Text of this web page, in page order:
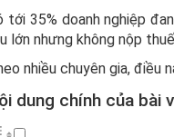
tới 35% doanh nghiệp
lớn nhưng không nộp
nhiều chuyên gia, điều
dung chính của bài